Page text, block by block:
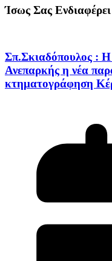
Ίσως Σας Ενδιαφέρει
Σπ.Σκιαδόπουλος : Η
Ανεπαρκής η νέα
κτηματογράφηση